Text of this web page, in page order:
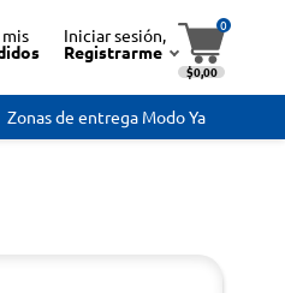
mis Iniciar sesión,
Registrarme
0
$0,00
Zonas de entrega Modo Ya